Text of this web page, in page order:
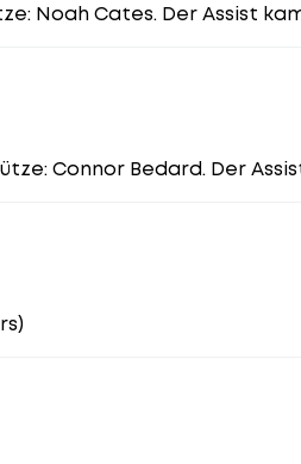
Noah Cates. Der Assist
Connor Bedard. Der